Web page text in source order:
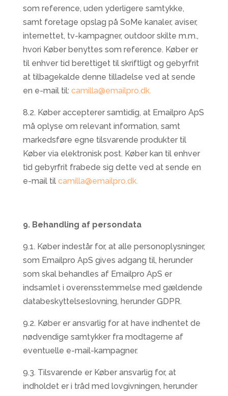
som reference, uden yderligere samtykke,
samt foretage opslag på SoMe kanaler, aviser,
internettet, tv-kampagner, outdoor skilte m.m.,
hvori Køber benyttes som reference. Køber er
til enhver tid berettiget til skriftligt og gebyrfrit
at tilbagekalde denne tilladelse ved at sende
en e-mail til: camilla@emailpro.dk.
8.2. Køber accepterer samtidig, at Emailpro ApS
må oplyse om relevant information, samt
markedsføre egne tilsvarende produkter til
Køber via elektronisk post. Køber kan til enhver
tid gebyrfrit frabede sig dette ved at sende en
e-mail til camilla@emailpro.dk.
9. Behandling af persondata
9.1. Køber indestår for, at alle personoplysninger,
som Emailpro ApS gives adgang til, herunder
som skal behandles af Emailpro ApS er
indsamlet i overensstemmelse med gældende
databeskyttelseslovning, herunder GDPR.
9.2. Køber er ansvarlig for at have indhentet de
nødvendige samtykker fra modtagerne af
eventuelle e-mail-kampagner.
9.3. Tilsvarende er Køber ansvarlig for, at
indholdet er i tråd med lovgivningen, herunder